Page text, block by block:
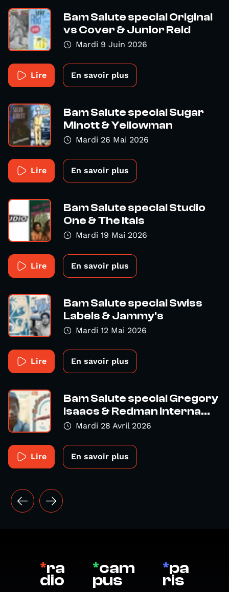
Bam Salute special Original
vs Cover & Junior Reid
Mardi 9 Juin 2026
Lire En savoir plus
Bam Salute special Sugar
Minott & Yellowman
Mardi 26 Mai 2026
Lire En savoir plus
Bam Salute special Studio
One & The Itals
Mardi 19 Mai 2026
Lire En savoir plus
Bam Salute special Swiss
Labels & Jammy's
Mardi 12 Mai 2026
Lire En savoir plus
Bam Salute special Gregory
Isaacs & Redman Interna...
Mardi 28 Avril 2026
Lire En savoir plus
*ra
dio
*cam
pus
*pa
ris